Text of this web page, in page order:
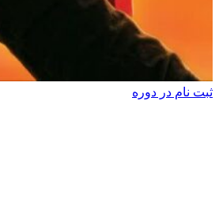
ثبت نام در دوره